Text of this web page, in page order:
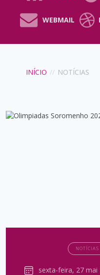
WEBMAIL
INÍCIO // NOTÍCIAS
sexta-feira, 27 mai